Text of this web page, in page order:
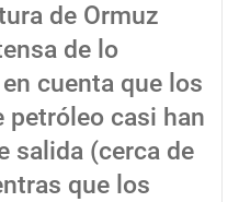
de Ormuz
de lo
cuenta que los
petróleo casi han
salida (cerca de
que los